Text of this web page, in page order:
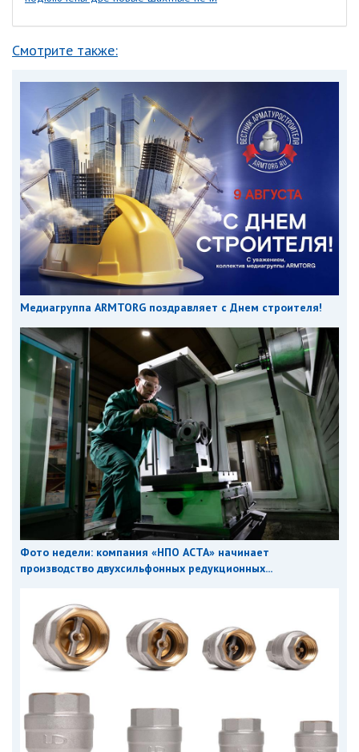
Смотрите также:
Медиагруппа ARMTORG поздравляет с Днем строителя!
Фото недели: компания «НПО АСТА» начинает
производство двухсильфонных редукционных...